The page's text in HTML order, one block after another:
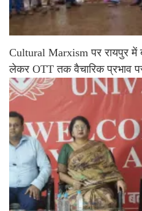
Cultural Marxism पर रायपुर में
लेकर OTT तक वैचारिक प्रभाव